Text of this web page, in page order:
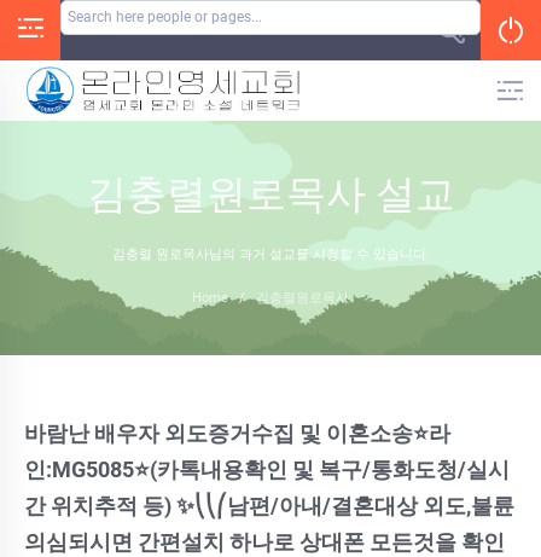
김충렬원로목사 설교
김충렬 원로목사님의 과거 설교를 시청할 수 있습니다.
Home / 김충렬원로목사
바람난 배우자 외도증거수집 및 이혼소송⭐라
인:MG5085⭐(카톡내용확인 및 복구/통화도청/실시
간 위치추적 등) ✨⎝⎝⎛남편/아내/결혼대상 외도,불륜
의심되시면 간편설치 하나로 상대폰 모든것을 확인